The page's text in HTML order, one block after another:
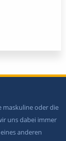
maskuline oder die
uns dabei immer
anderen